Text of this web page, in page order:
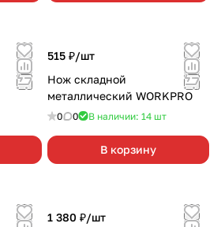
515 ₽/шт
Нож складной
металлический WORKPRO
0 0 В наличии: 14 шт
В корзину
1 380 ₽/шт